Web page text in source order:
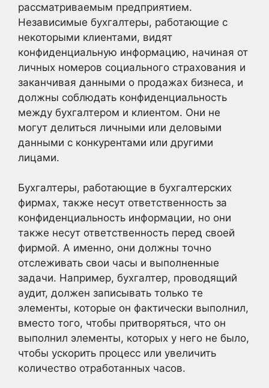
рассматриваемым предприятием.
Независимые бухгалтеры, работающие с
некоторыми клиентами, видят
конфиденциальную информацию, начиная от
личных номеров социального страхования и
заканчивая данными о продажах бизнеса, и
должны соблюдать конфиденциальность
между бухгалтером и клиентом. Они не
могут делиться личными или деловыми
данными с конкурентами или другими
лицами.
Бухгалтеры, работающие в бухгалтерских
фирмах, также несут ответственность за
конфиденциальность информации, но они
также несут ответственность перед своей
фирмой. А именно, они должны точно
отслеживать свои часы и выполненные
задачи. Например, бухгалтер, проводящий
аудит, должен записывать только те
элементы, которые он фактически выполнил,
вместо того, чтобы притворяться, что он
выполнил элементы, которых у него не было,
чтобы ускорить процесс или увеличить
количество отработанных часов.